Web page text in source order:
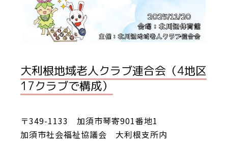
大利根地域老人クラブ連合会（4地区
17クラブで構成）
〒349-1133 加須市琴寄901番地1
加須市社会福祉協議会 大利根支所内